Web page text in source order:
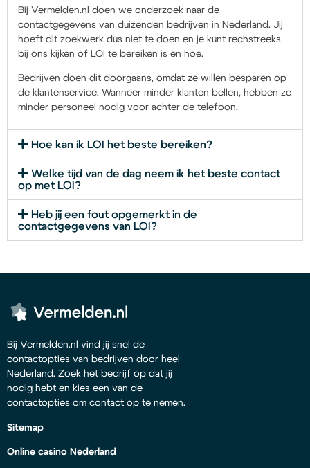
Bij Vermelden.nl doen we onderzoek naar de
contactgegevens van duizenden bedrijven in Nederland. Jij
hoeft dit zoekwerk dus niet te doen en je kunt rechstreeks
bij ons kijken of LOI te bereiken is en hoe.
Bedrijven doen dit doorgaans, omdat ze willen besparen op
de klantenservice. Wanneer minder klanten bellen, hebben ze
minder personeel nodig voor achter de telefoon.
Hoe kan ik LOI het beste bereiken?
Welke tijd van de dag neem ik het beste contact
op met LOI?
Heb jij een fout opgemerkt in de
contactgegevens van LOI?
Bij Vermelden.nl vind jij snel de
contactopties van bedrijven door heel
Nederland. Zoek het bedrijf op dat jij
nodig hebt en kies een van de
contactopties om contact op te nemen.
Sitemap
Online casino Nederland